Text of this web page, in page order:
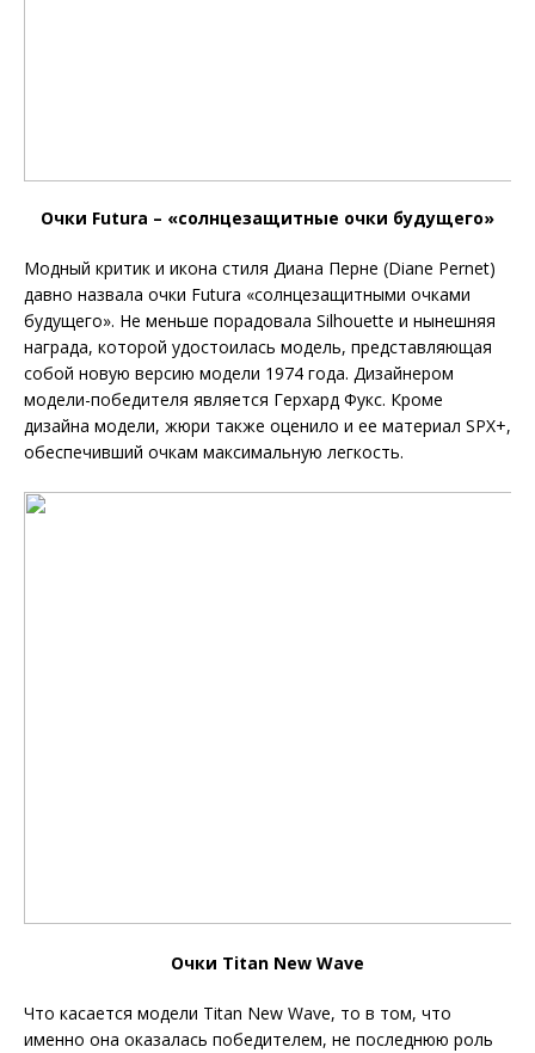
Очки Futura – «солнцезащитные очки будущего»
Модный критик и икона стиля Диана Перне (Diane Pernet)
давно назвала очки Futura «солнцезащитными очками
будущего». Не меньше порадовала Silhouette и нынешняя
награда, которой удостоилась модель, представляющая
собой новую версию модели 1974 года. Дизайнером
модели-победителя является Герхард Фукс. Кроме
дизайна модели, жюри также оценило и ее материал SPX+,
обеспечивший очкам максимальную легкость.
Очки Titan New Wave
Что касается модели Titan New Wave, то в том, что
именно она оказалась победителем, не последнюю роль